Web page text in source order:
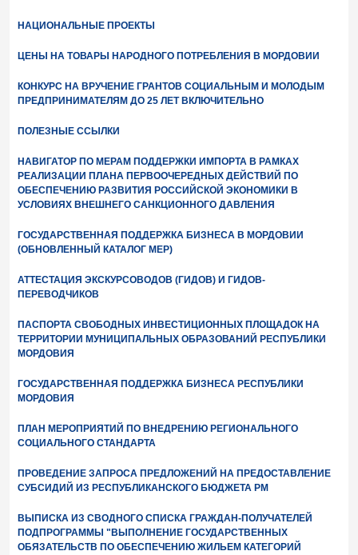
НАЦИОНАЛЬНЫЕ ПРОЕКТЫ
ЦЕНЫ НА ТОВАРЫ НАРОДНОГО ПОТРЕБЛЕНИЯ В МОРДОВИИ
КОНКУРС НА ВРУЧЕНИЕ ГРАНТОВ СОЦИАЛЬНЫМ И МОЛОДЫМ
ПРЕДПРИНИМАТЕЛЯМ ДО 25 ЛЕТ ВКЛЮЧИТЕЛЬНО
ПОЛЕЗНЫЕ ССЫЛКИ
НАВИГАТОР ПО МЕРАМ ПОДДЕРЖКИ ИМПОРТА В РАМКАХ
РЕАЛИЗАЦИИ ПЛАНА ПЕРВООЧЕРЕДНЫХ ДЕЙСТВИЙ ПО
ОБЕСПЕЧЕНИЮ РАЗВИТИЯ РОССИЙСКОЙ ЭКОНОМИКИ В
УСЛОВИЯХ ВНЕШНЕГО САНКЦИОННОГО ДАВЛЕНИЯ
ГОСУДАРСТВЕННАЯ ПОДДЕРЖКА БИЗНЕСА В МОРДОВИИ
(ОБНОВЛЕННЫЙ КАТАЛОГ МЕР)
АТТЕСТАЦИЯ ЭКСКУРСОВОДОВ (ГИДОВ) И ГИДОВ-
ПЕРЕВОДЧИКОВ
ПАСПОРТА СВОБОДНЫХ ИНВЕСТИЦИОННЫХ ПЛОЩАДОК НА
ТЕРРИТОРИИ МУНИЦИПАЛЬНЫХ ОБРАЗОВАНИЙ РЕСПУБЛИКИ
МОРДОВИЯ
ГОСУДАРСТВЕННАЯ ПОДДЕРЖКА БИЗНЕСА РЕСПУБЛИКИ
МОРДОВИЯ
ПЛАН МЕРОПРИЯТИЙ ПО ВНЕДРЕНИЮ РЕГИОНАЛЬНОГО
СОЦИАЛЬНОГО СТАНДАРТА
ПРОВЕДЕНИЕ ЗАПРОСА ПРЕДЛОЖЕНИЙ НА ПРЕДОСТАВЛЕНИЕ
СУБСИДИЙ ИЗ РЕСПУБЛИКАНСКОГО БЮДЖЕТА РМ
ВЫПИСКА ИЗ СВОДНОГО СПИСКА ГРАЖДАН-ПОЛУЧАТЕЛЕЙ
ПОДПРОГРАММЫ "ВЫПОЛНЕНИЕ ГОСУДАРСТВЕННЫХ
ОБЯЗАТЕЛЬСТВ ПО ОБЕСПЕЧЕНИЮ ЖИЛЬЕМ КАТЕГОРИЙ